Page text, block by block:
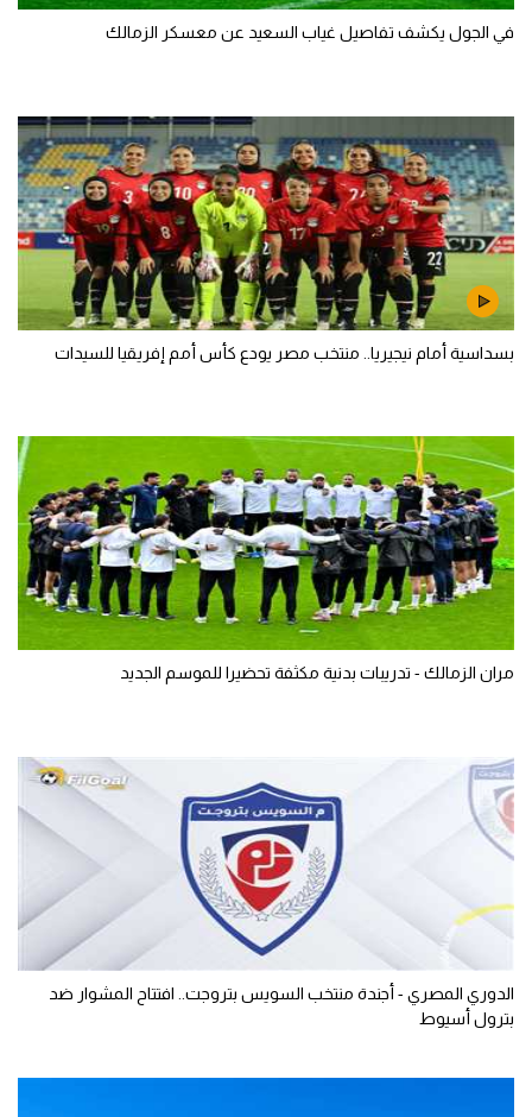
في الجول يكشف تفاصيل غياب السعيد عن معسكر الزمالك
بسداسية أمام نيجيريا.. منتخب مصر يودع كأس أمم إفريقيا للسيدات
مران الزمالك - تدريبات بدنية مكثفة تحضيرا للموسم الجديد
الدوري المصري - أجندة منتخب السويس بتروجت.. افتتاح المشوار ضد
بترول أسيوط